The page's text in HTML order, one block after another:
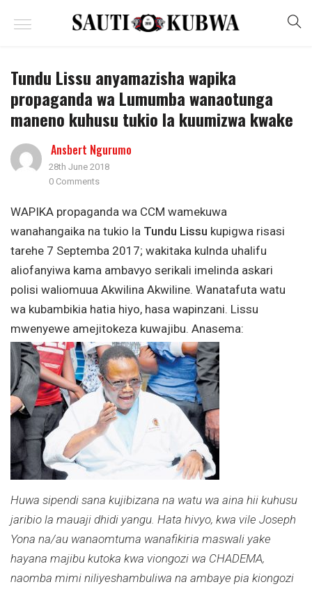
Tundu Lissu anyamazisha wapika
propaganda wa Lumumba wanaotunga
maneno kuhusu tukio la kuumizwa kwake
Ansbert Ngurumo
28th June 2018
0 Comments
WAPIKA propaganda wa CCM wamekuwa
wanahangaika na tukio la Tundu Lissu kupigwa risasi
tarehe 7 Septemba 2017; wakitaka kulnda uhalifu
aliofanyiwa kama ambavyo serikali imelinda askari
polisi waliomuua Akwilina Akwiline. Wanatafuta watu
wa kubambikia hatia hiyo, hasa wapinzani. Lissu
mwenyewe amejitokeza kuwajibu. Anasema:
Huwa sipendi sana kujibizana na watu wa aina hii kuhusu
jaribio la mauaji dhidi yangu. Hata hivyo, kwa vile Joseph
Yona na/au wanaomtuma wanafikiria maswali yake
hayana majibu kutoka kwa viongozi wa CHADEMA,
naomba mimi niliyeshambuliwa na ambaye pia kiongozi